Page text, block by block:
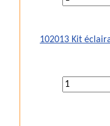
102013 Kit